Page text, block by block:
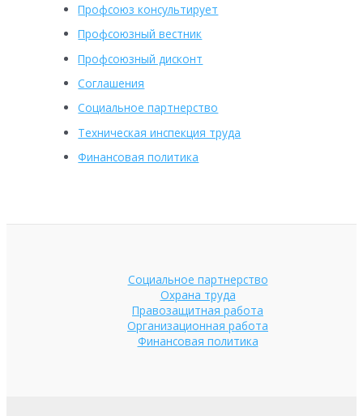
Профсоюз консультирует
Профсоюзный вестник
Профсоюзный дисконт
Соглашения
Социальное партнерство
Техническая инспекция труда
Финансовая политика
Социальное партнерство
Охрана труда
Правозащитная работа
Организационная работа
Финансовая политика